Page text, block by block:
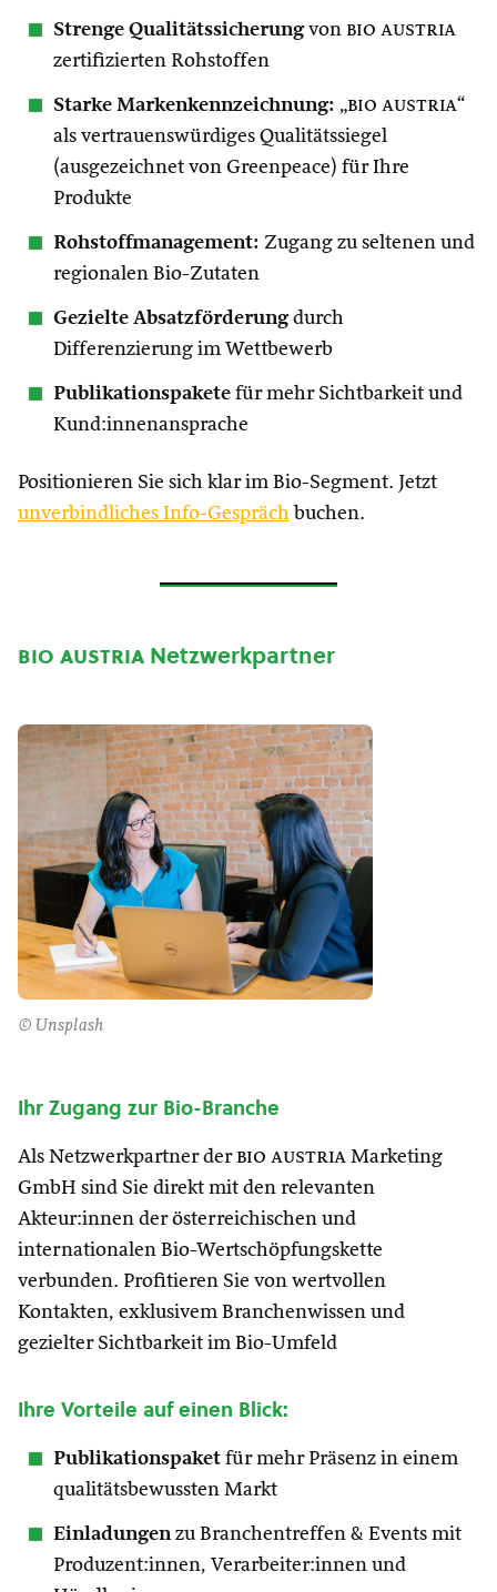
Strenge Qualitätssicherungvon bio austria
zertifizierten Rohstoffen
Starke Markenkennzeichnung: „bio austria“
als vertrauenswürdiges Qualitätssiegel
(ausgezeichnet von Greenpeace) für Ihre
Produkte
Rohstoffmanagement: Zugang zu seltenen und
regionalen Bio-Zutaten
Gezielte Absatzförderungdurch
Differenzierung im Wettbewerb
Publikationspakete für mehr Sichtbarkeit und
Kund:innenansprache
Positionieren Sie sich klar im Bio-Segment. Jetzt
unverbindliches Info-Gespräch buchen.
bio austria Netzwerkpartner
© Unsplash
Ihr Zugang zur Bio-Branche
Als Netzwerkpartner der bio austria Marketing
GmbH sind Sie direkt mit den relevanten
Akteur:innen der österreichischen und
internationalen Bio-Wertschöpfungskette
verbunden. Profitieren Sie von wertvollen
Kontakten, exklusivem Branchenwissen und
gezielter Sichtbarkeit im Bio-Umfeld
Ihre Vorteile auf einen Blick:
Publikationspaket für mehr Präsenz in einem
qualitätsbewussten Markt
Einladungenzu Branchentreffen & Events mit
Produzent:innen, Verarbeiter:innen und